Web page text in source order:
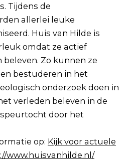
Tijdens de
allerlei leuke
Huis van Hilde is
omdat ze actief
Zo kunnen ze
bestuderen in het
onderzoek doen in
verleden beleven in de
door het
op: Kijk voor actuele
www.huisvanhilde.nl/